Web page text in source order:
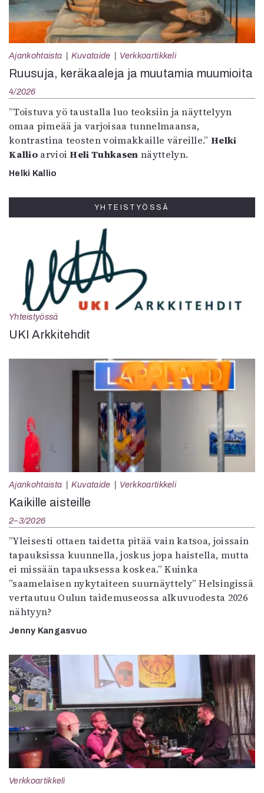
Ajankohtaista Kuvataide Verkkoartikkeli
Ruusuja, keräkaaleja ja muutamia muumioita
4/2026
”Toistuva yö taustalla luo teoksiin ja näyttelyyn
omaa pimeää ja varjoisaa tunnelmaansa,
kontrastina teosten voimakkaille väreille.”Helki
KallioarvioiHeli Tuhkasen näyttelyn.
Helki Kallio
YHTEISTYÖSSÄ
Yhteistyössä
UKI Arkkitehdit
Ajankohtaista Kuvataide Verkkoartikkeli
Kaikille aisteille
2–3/2026
”Yleisesti ottaen taidetta pitää vain katsoa, joissain
tapauksissa kuunnella, joskus jopa haistella, mutta
ei missään tapauksessa koskea.” Kuinka
”saamelaisen nykytaiteen suurnäyttely” Helsingissä
vertautuu Oulun taidemuseossa alkuvuodesta 2026
nähtyyn?
Jenny Kangasvuo
Verkkoartikkeli